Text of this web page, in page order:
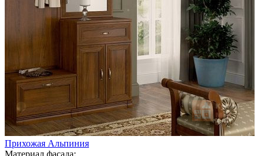
Прихожая Альпиния
Материал фасада: